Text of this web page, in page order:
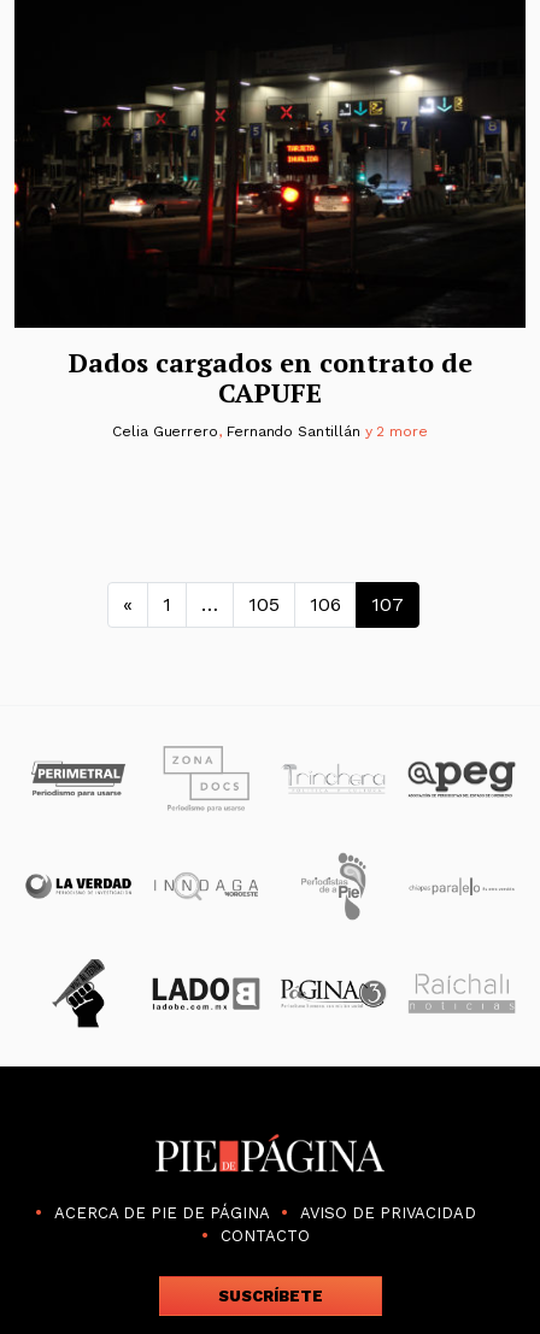
Dados cargados en contrato de
CAPUFE
Celia Guerrero, Fernando Santillán y 2 more
Navegación de entradas
« 1 … 105 106 107
ACERCA DE PIE DE PÁGINA
AVISO DE PRIVACIDAD
CONTACTO
SUSCRÍBETE